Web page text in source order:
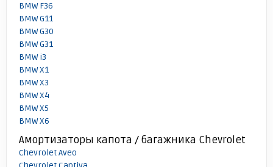
BMW F36
BMW G11
BMW G30
BMW G31
BMW i3
BMW X1
BMW X3
BMW X4
BMW X5
BMW X6
Амортизаторы капота / багажника Chevrolet
Chevrolet Aveo